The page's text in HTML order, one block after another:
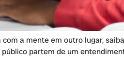
a mente em outro lugar,
partem de um